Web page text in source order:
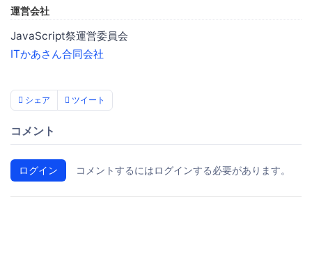
運営会社
JavaScript祭運営委員会
ITかあさん合同会社
シェア ツイート
コメント
ログイン コメントするにはログインする必要があります。